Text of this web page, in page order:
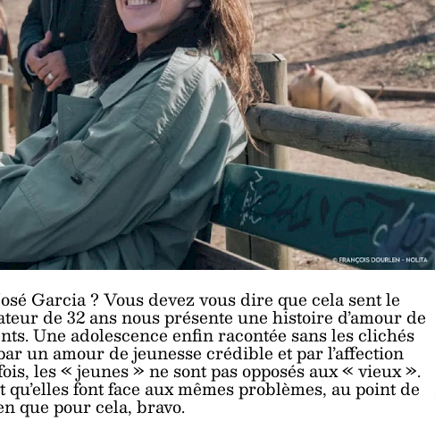
Garcia ? Vous devez vous dire que cela sent le
de 32 ans nous présente une histoire d’amour de
Une adolescence enfin racontée sans les clichés
un amour de jeunesse crédible et par l’affection
les « jeunes » ne sont pas opposés aux « vieux ».
font face aux mêmes problèmes, au point de
que pour cela, bravo.